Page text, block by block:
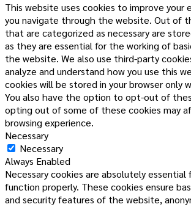
This website uses cookies to improve your
you navigate through the website. Out of
that are categorized as necessary are
as they are essential for the working of
the website. We also use third-party
analyze and understand how you use this
cookies will be stored in your browser only
You also have the option to opt-out of
opting out of some of these cookies may
browsing experience.
Necessary
Necessary
Always Enabled
Necessary cookies are absolutely
function properly. These cookies ensure
and security features of the website,